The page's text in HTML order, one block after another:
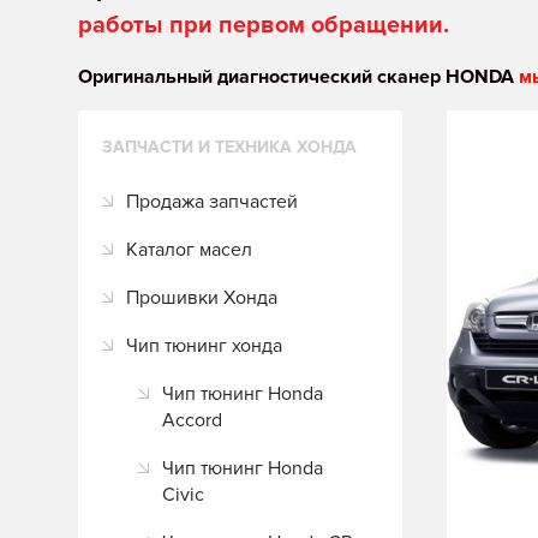
работы при первом обращении.
Оригинальный диагностический сканер HONDA
ЗАПЧАСТИ И ТЕХНИКА ХОНДА
Продажа запчастей
Каталог масел
Прошивки Хонда
Чип тюнинг хонда
Чип тюнинг Honda
Accord
Чип тюнинг Honda
Civic